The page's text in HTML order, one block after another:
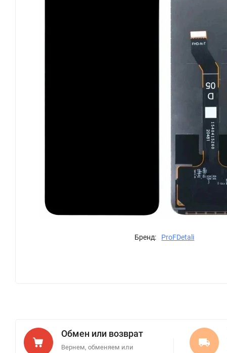
Бренд: ProFDetali
Обмен или возврат
Вернем, обменяем или